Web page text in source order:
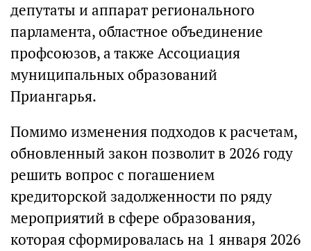
депутаты и аппарат регионального
парламента, областное объединение
профсоюзов, а также Ассоциация
муниципальных образований
Приангарья.
Помимо изменения подходов к расчетам,
обновленный закон позволит в 2026 году
решить вопрос с погашением
кредиторской задолженности по ряду
мероприятий в сфере образования,
которая сформировалась на 1 января 2026